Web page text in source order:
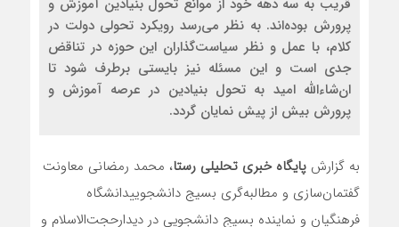
پرورش بوده‌اند. به نظر می‌رسد رویکرد تحولی دولت در
کلام، با عمل و نظر سیاست‌گذاران این حوزه در تناقض
جدی است و این مسئله نیز بایستی برطرف شود تا
ان‌شاءالله امید به تحول بنیادین در عرصه آموزش و
پرورش بیش از پیش نمایان گردد.
به گزارش پایگاه خبری تحلیلی رستا، محمد رمضانی معاونت
گفتمان‌سازی و مطالبه‌گری بسیج دانشجوییدانشگاه
فرهنگیان و نماینده بسیج دانشجویی در دیدارحجت‌الاسلام و